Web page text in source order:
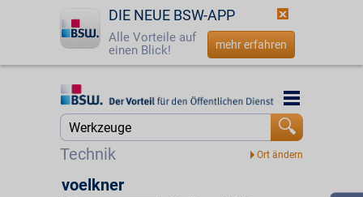
DIE NEUE BSW-APP
Alle Vorteile auf
einen Blick!
mehr erfahren
Startseite
Jetzt BSW-Mitglied werden
Login
Technik
Startseite
Suche
voelkner